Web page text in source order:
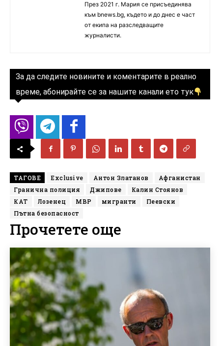
През 2021 г. Мария се присъединява
към bnews.bg, където и до днес е част
от екипа на разследващите
журналисти.
За да следите новините и коментарите в реално
време, абонирайте се за нашите канали ето тук
ТАГОВЕ Exclusive Антон Златанов
Афганистан
Гранична полиция
Джипове
Калин Стоянов
КАТ
Лозенец МВР мигранти
Пеевски
Пътна безопасност
Прочетете още